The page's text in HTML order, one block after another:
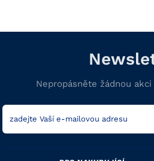
Nepropásněte žádnou